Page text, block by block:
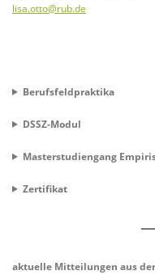
lisa.otto@rub.de
Berufsfeldpraktika
DSSZ-Modul
Masterstudiengang
Zertifikat
aktuelle Mitteilungen aus